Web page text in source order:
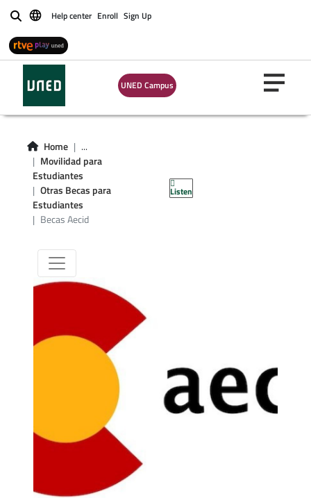
BuscarHelp center Enroll Sign Up
UNED Campus
Home
...
Movilidad para
Estudiantes
Otras Becas para
Estudiantes
Becas Aecid
Listen